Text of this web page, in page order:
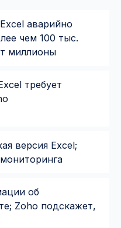
Excel аварийно
чем 100 тыс.
миллионы
требует
версия Excel;
об
Zoho подскажет,